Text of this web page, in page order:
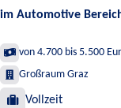
im Automotive
von 4.700 bis 5.500
Großraum Graz
Vollzeit